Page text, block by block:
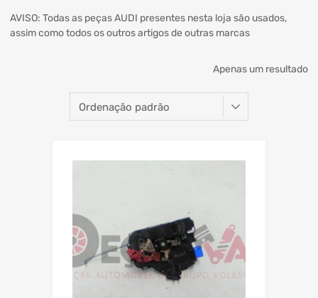
AVISO: Todas as peças AUDI presentes nesta loja são usados,
assim como todos os outros artigos de outras marcas
Apenas um resultado